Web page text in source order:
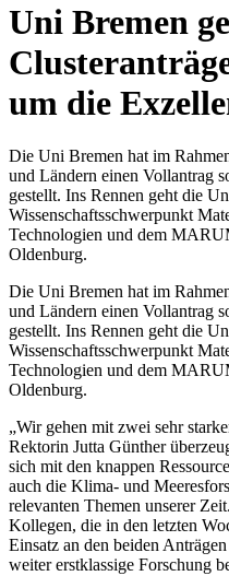
Uni Bremen
um die
Die Uni Bremen hat im
und Ländern einen Vollantrag
gestellt. Ins Rennen geht die
Wissenschaftsschwerpunkt
Technologien und dem
Oldenburg.
Die Uni Bremen hat im
und Ländern einen Vollantrag
gestellt. Ins Rennen geht die
Wissenschaftsschwerpunkt
Technologien und dem
Oldenburg.
„Wir gehen mit zwei sehr
Rektorin Jutta Günther
sich mit den knappen
auch die Klima- und
relevanten Themen unserer
Kollegen, die in den letzten
Einsatz an den beiden
weiter erstklassige Forschung